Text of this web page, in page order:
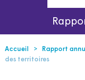
Accueil Rapport
des territoires